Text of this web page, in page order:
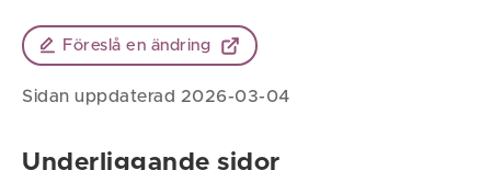
Föreslå en ändring
Sidan uppdaterad 2026-03-04
Underliggande sidor